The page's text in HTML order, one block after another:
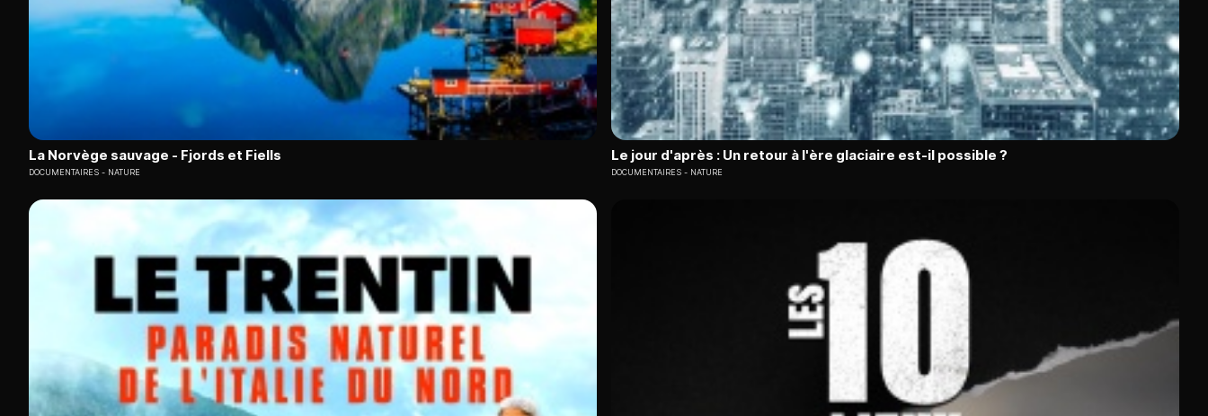
La Norvège sauvage - Fjords et Fiells
DOCUMENTAIRES NATURE
Le jour d'après : Un retour à l'ère glaciaire est-il possible ?
DOCUMENTAIRES NATURE